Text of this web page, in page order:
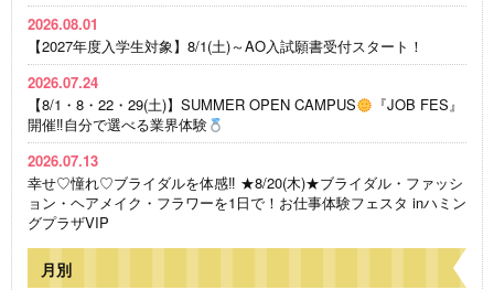
2026.08.01
【2027年度入学生対象】8/1(土)～AO入試願書受付スタート！
2026.07.24
【8/1・8・22・29(土)】SUMMER OPEN CAMPUS
『JOB FES』
開催‼自分で選べる業界体験
2026.07.13
幸せ♡憧れ♡ブライダルを体感‼ ★8/20(木)★ブライダル・ファッシ
ョン・ヘアメイク・フラワーを1日で！お仕事体験フェスタ inハミン
グプラザVIP
月別